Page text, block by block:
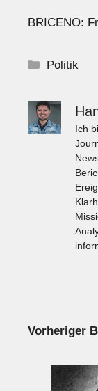
BRICENO:
Kategorien
Politik
Ich
Vorheriger